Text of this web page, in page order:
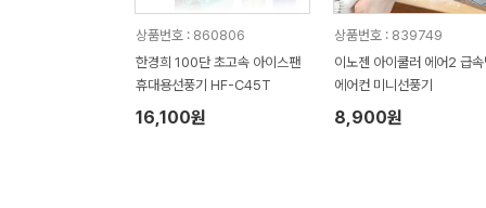
상품번호 : 860806
한경희 100단 초고속 아이스팬
휴대용선풍기 HF-C45T
16,100원
상품번호 : 839749
이노젠 아이쿨러 에어2 급
에어컨 미니선풍기
8,900원